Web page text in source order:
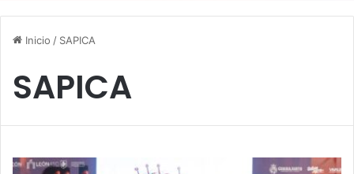
Inicio / SAPICA
SAPICA